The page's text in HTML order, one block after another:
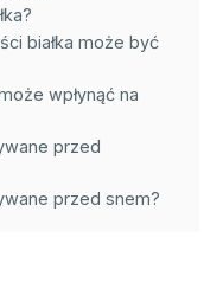
białka może być
wpłynąć na
przed
przed snem?